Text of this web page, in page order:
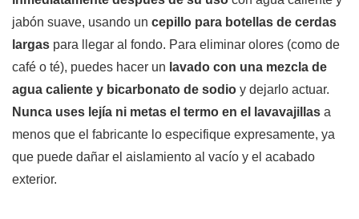
jabón suave, usando un cepillo para botellas de cerdas
largas para llegar al fondo. Para eliminar olores (como de
café o té), puedes hacer un lavado con una mezcla de
agua caliente y bicarbonato de sodio y dejarlo actuar.
Nunca uses lejía ni metas el termo en el lavavajillas a
menos que el fabricante lo especifique expresamente, ya
que puede dañar el aislamiento al vacío y el acabado
exterior.